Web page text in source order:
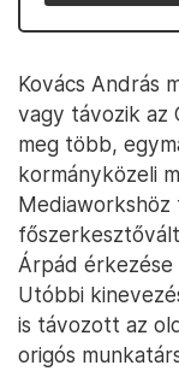
Kovács András
vagy távozik az
meg több,
kormányközeli
Árpád
Utóbbi
is távozott az
origós